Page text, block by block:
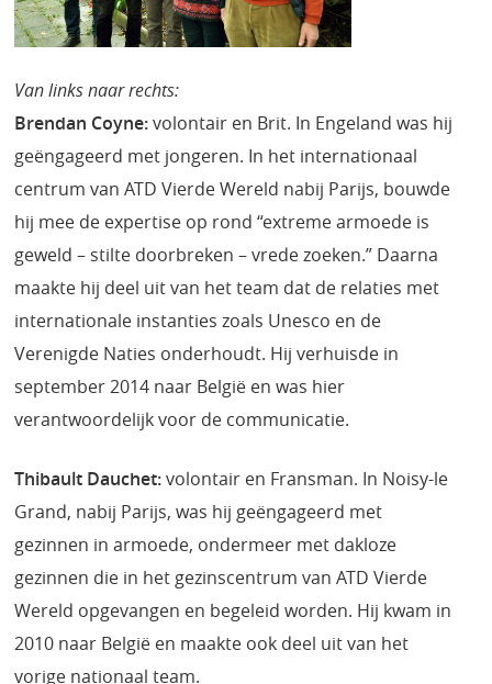
Van links naar rechts:
Brendan Coyne:volontair en Brit. In Engeland was hij
geëngageerd met jongeren. In het internationaal
centrum van ATD Vierde Wereld nabij Parijs, bouwde
hij mee de expertise op rond “extreme armoede is
geweld – stilte doorbreken – vrede zoeken.” Daarna
maakte hij deel uit van het team dat de relaties met
internationale instanties zoals Unesco en de
Verenigde Naties onderhoudt. Hij verhuisde in
september 2014 naar België en was hier
verantwoordelijk voor de communicatie.
Thibault Dauchet:volontair en Fransman. In Noisy-le
Grand, nabij Parijs, was hij geëngageerd met
gezinnen in armoede, ondermeer met dakloze
gezinnen die in het gezinscentrum van ATD Vierde
Wereld opgevangen en begeleid worden. Hij kwam in
2010 naar België en maakte ook deel uit van het
vorige nationaal team.